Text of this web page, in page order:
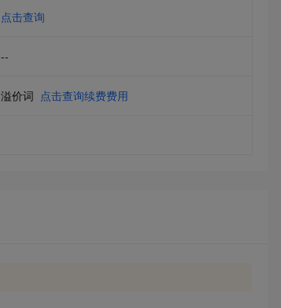
点击查询
--
溢价词 点击查询续费费用